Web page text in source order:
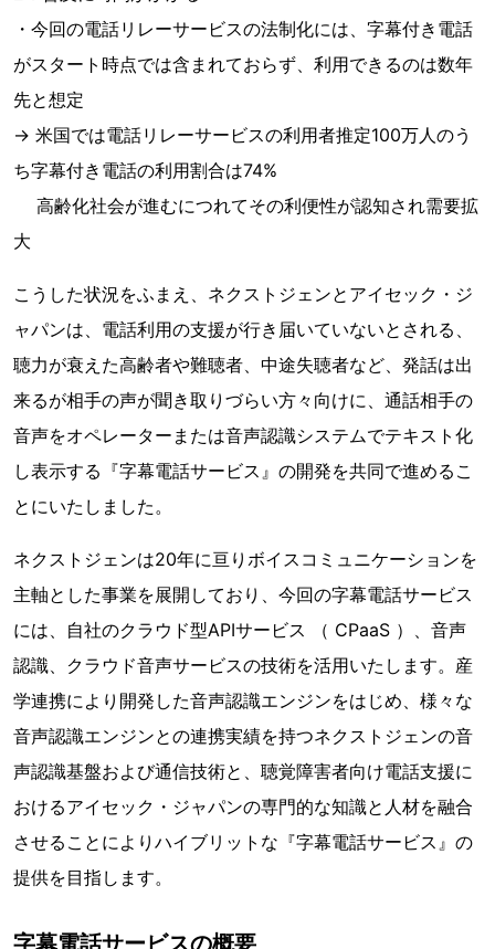
・今回の電話リレーサービスの法制化には、字幕付き電話
がスタート時点では含まれておらず、利用できるのは数年
先と想定
→ 米国では電話リレーサービスの利用者推定100万人のう
ち字幕付き電話の利用割合は74%
高齢化社会が進むにつれてその利便性が認知され需要拡
大
こうした状況をふまえ、ネクストジェンとアイセック・ジ
ャパンは、電話利用の支援が行き届いていないとされる、
聴力が衰えた高齢者や難聴者、中途失聴者など、発話は出
来るが相手の声が聞き取りづらい方々向けに、通話相手の
音声をオペレーターまたは音声認識システムでテキスト化
し表示する『字幕電話サービス』の開発を共同で進めるこ
とにいたしました。
ネクストジェンは20年に亘りボイスコミュニケーションを
主軸とした事業を展開しており、今回の字幕電話サービス
には、自社のクラウド型APIサービス （ CPaaS ）、音声
認識、クラウド音声サービスの技術を活用いたします。産
学連携により開発した音声認識エンジンをはじめ、様々な
音声認識エンジンとの連携実績を持つネクストジェンの音
声認識基盤および通信技術と、聴覚障害者向け電話支援に
おけるアイセック・ジャパンの専門的な知識と人材を融合
させることによりハイブリットな『字幕電話サービス』の
提供を目指します。
字幕電話サービスの概要